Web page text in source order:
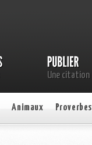
Une citation
Animaux Proverbes